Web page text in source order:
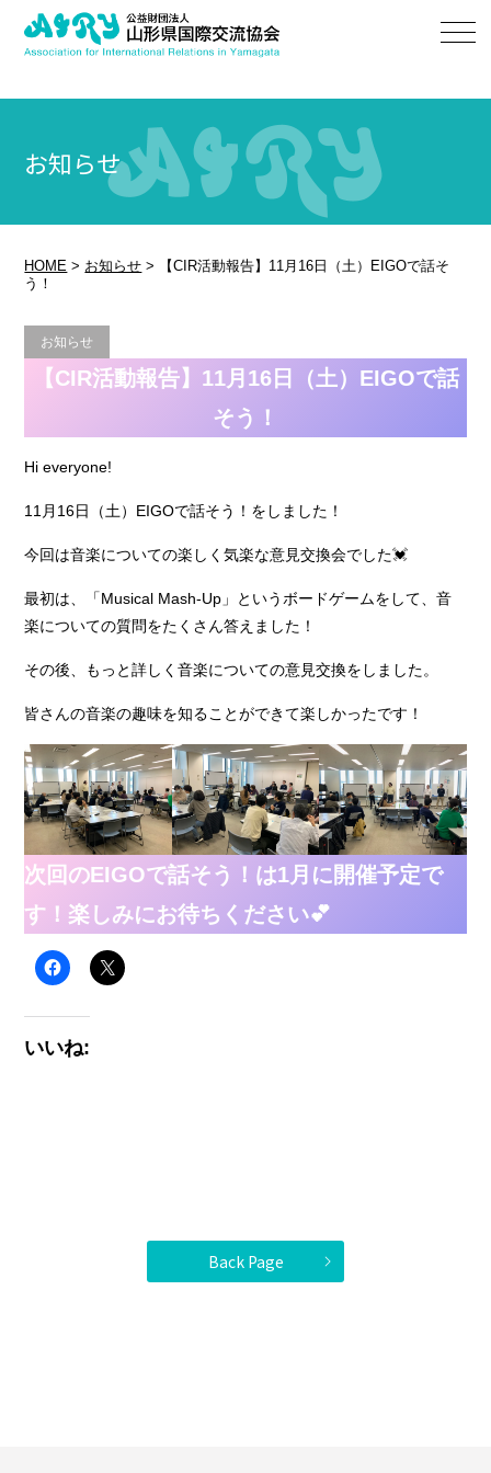
お知らせ
HOME > お知らせ >
【CIR活動報告】11月16日（土）EIGOで話そ
う！
お知らせ
【CIR活動報告】11月16日（土）EIGOで話
そう！
Hi everyone!
11月16日（土）EIGOで話そう！をしました！
今回は音楽についての楽しく気楽な意見交換会でした💓
最初は、「Musical Mash-Up」というボードゲームをして、音
楽についての質問をたくさん答えました！
その後、もっと詳しく音楽についての意見交換をしました。
皆さんの音楽の趣味を知ることができて楽しかったです！
次回のEIGOで話そう！は1月に開催予定で
す！楽しみにお待ちください💕
いいね:
Back Page